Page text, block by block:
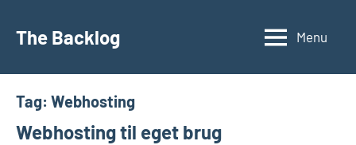
The Backlog Menu
Tag: Webhosting
Webhosting til eget brug